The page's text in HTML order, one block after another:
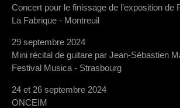
Concert pour le finissage de l’exposition de
La Fabrique - Montreuil
29 septembre 2024
Mini récital de guitare par Jean-Sébastien
Festival Musica - Strasbourg
24 et 26 septembre 2024
ONCEIM